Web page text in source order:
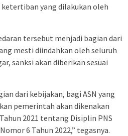
yang dilakukan oleh
tersebut menjadi bagian dari
mesti diindahkan oleh seluruh
sanksi akan diberikan sesuai
dari kebijakan, bagi ASN yang
pemerintah akan dikenakan
2021 tentang Disiplin PNS
6 Tahun 2022,” tegasnya.